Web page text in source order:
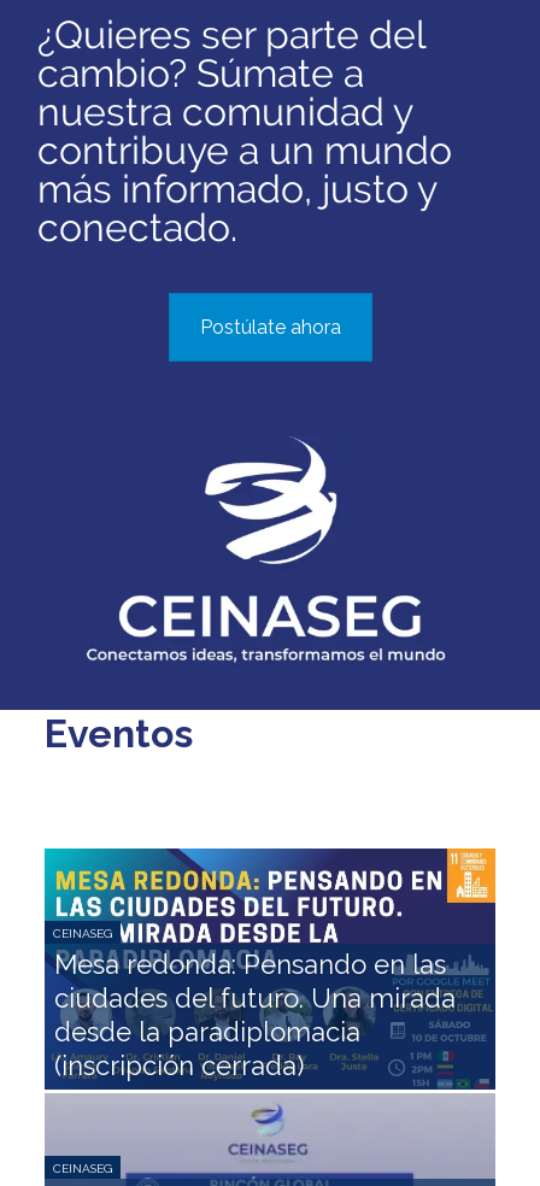
¿Quieres ser parte del
cambio? Súmate a
nuestra comunidad y
contribuye a un mundo
más informado, justo y
conectado.
Postúlate ahora
Eventos
Mesa redonda: Pensando en las
ciudades del futuro. Una mirada
desde la paradiplomacia
(inscripción cerrada)
CEINASEG